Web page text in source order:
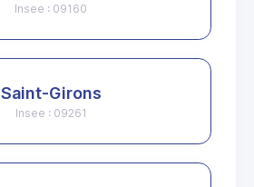
Insee : 09160
Saint-Girons
Insee : 09261